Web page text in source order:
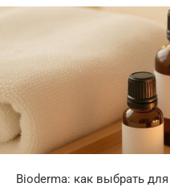
Bioderma: как выбрать